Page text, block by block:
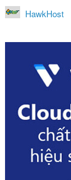
HawkHost